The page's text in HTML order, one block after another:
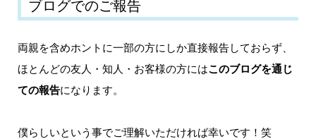
ブログでのご報告
両親を含めホントに一部の方にしか直接報告しておらず、
ほとんどの友人・知人・お客様の方にはこのブログを通じ
ての報告になります。
僕らしいという事でご理解いただければ幸いです！笑